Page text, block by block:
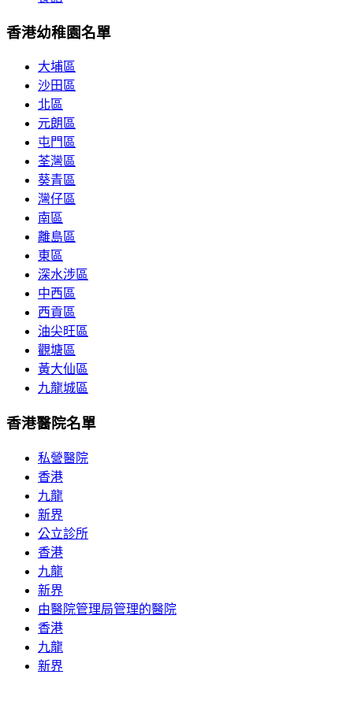
香港幼稚園名單
大埔區
沙田區
北區
元朗區
屯門區
荃灣區
葵青區
灣仔區
南區
離島區
東區
深水涉區
中西區
西貢區
油尖旺區
觀塘區
黃大仙區
九龍城區
香港醫院名單
私營醫院
香港
九龍
新界
公立診所
香港
九龍
新界
由醫院管理局管理的醫院
香港
九龍
新界